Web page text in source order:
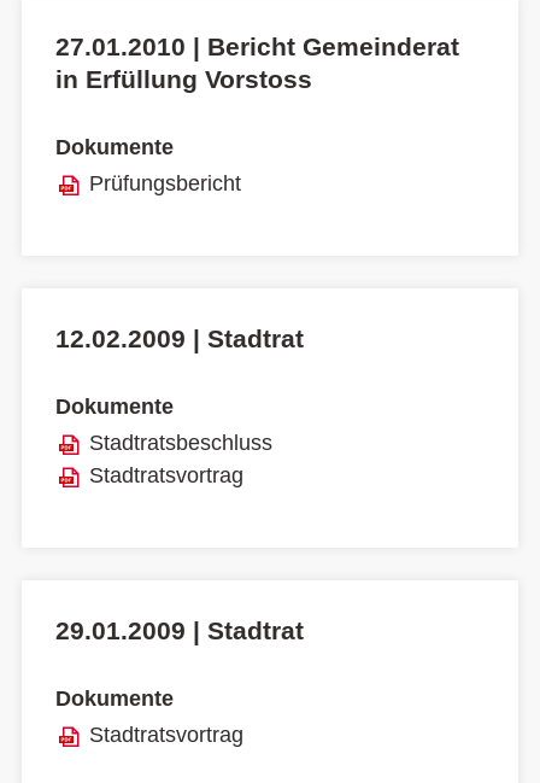
27.01.2010 | Bericht Gemeinderat
in Erfüllung Vorstoss
Dokumente
Prüfungsbericht
12.02.2009 | Stadtrat
Dokumente
Stadtratsbeschluss
Stadtratsvortrag
29.01.2009 | Stadtrat
Dokumente
Stadtratsvortrag